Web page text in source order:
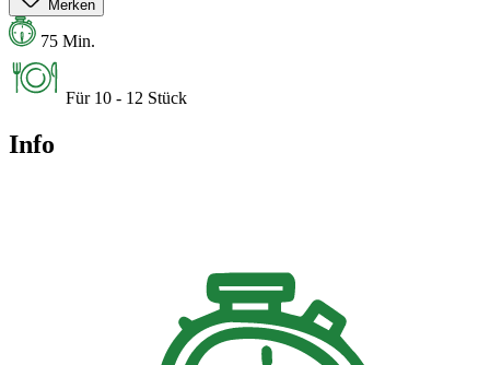
Merken
75 Min.
Für 10 - 12 Stück
Info